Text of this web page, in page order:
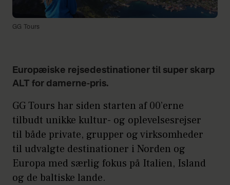
GG Tours
Europæiske rejsedestinationer til super skarp
ALT for damerne-pris.
GG Tours har siden starten af 00’erne
tilbudt unikke kultur- og oplevelsesrejser
til både private, grupper og virksomheder
til udvalgte destinationer i Norden og
Europa med særlig fokus på Italien, Island
og de baltiske lande.